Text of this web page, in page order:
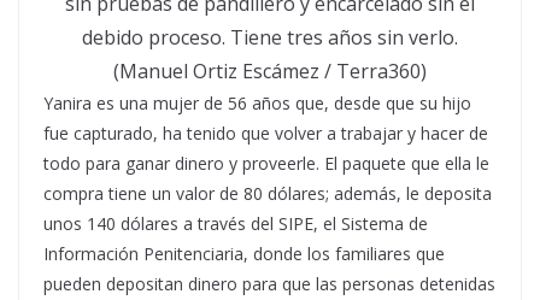
debido proceso. Tiene tres años sin verlo.
(Manuel Ortiz Escámez / Terra360)
Yanira es una mujer de 56 años que, desde que su hijo
fue capturado, ha tenido que volver a trabajar y hacer de
todo para ganar dinero y proveerle. El paquete que ella le
compra tiene un valor de 80 dólares; además, le deposita
unos 140 dólares a través del SIPE, el Sistema de
Información Penitenciaria, donde los familiares que
pueden depositan dinero para que las personas detenidas